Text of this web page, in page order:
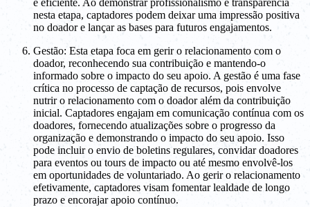
e eficiente. Ao demonstrar profissionalismo e transparência
nesta etapa, captadores podem deixar uma impressão positiva
no doador e lançar as bases para futuros engajamentos.
Gestão: Esta etapa foca em gerir o relacionamento com o
doador, reconhecendo sua contribuição e mantendo-o
informado sobre o impacto do seu apoio. A gestão é uma fase
crítica no processo de captação de recursos, pois envolve
nutrir o relacionamento com o doador além da contribuição
inicial. Captadores engajam em comunicação contínua com os
doadores, fornecendo atualizações sobre o progresso da
organização e demonstrando o impacto do seu apoio. Isso
pode incluir o envio de boletins regulares, convidar doadores
para eventos ou tours de impacto ou até mesmo envolvê-los
em oportunidades de voluntariado. Ao gerir o relacionamento
efetivamente, captadores visam fomentar lealdade de longo
prazo e encorajar apoio contínuo.